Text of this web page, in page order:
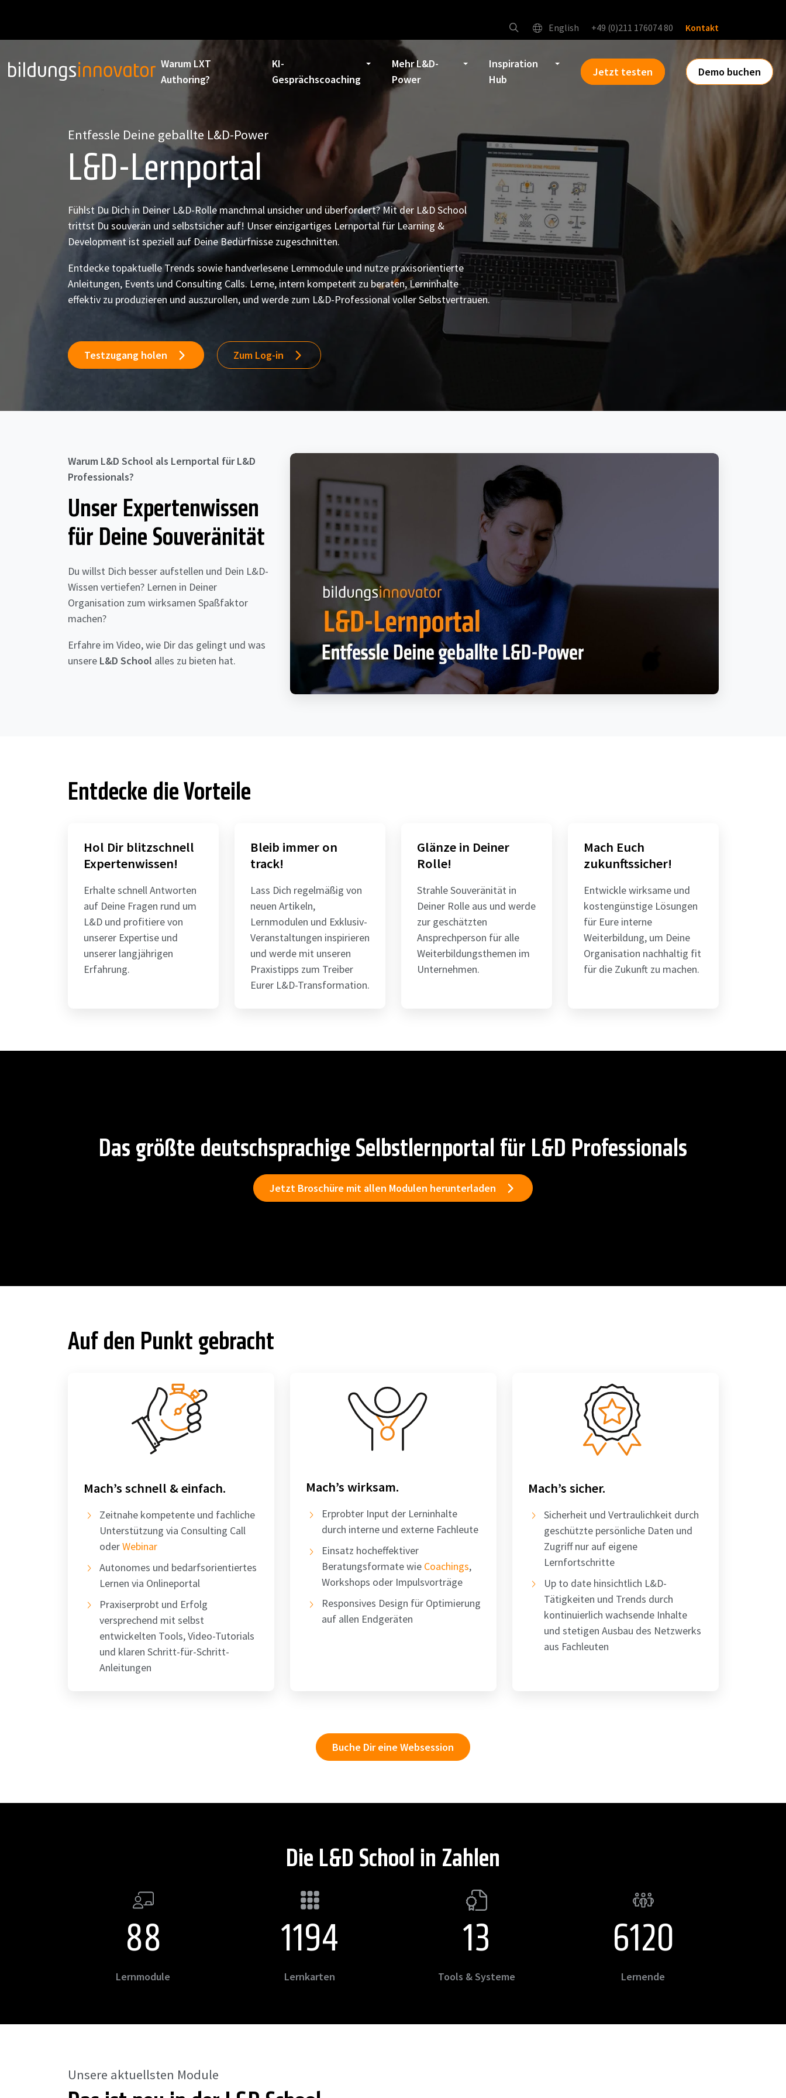
English +49 (0)211 176074 80 Kontakt
Warum LXT
Authoring?
KI-
Gesprächscoaching
Mehr L&D-
Power
Inspiration
Hub
Jetzt testen Demo buchen
Entfessle Deine geballte L&D-Power
L&D-Lernportal
Fühlst Du Dich in Deiner L&D-Rolle manchmal unsicher und überfordert? Mit der L&D School
trittst Du souverän und selbstsicher auf! Unser einzigartiges Lernportal für Learning &
Development ist speziell auf Deine Bedürfnisse zugeschnitten.
Entdecke topaktuelle Trends sowie handverlesene Lernmodule und nutze praxisorientierte
Anleitungen, Events und Consulting Calls. Lerne, intern kompetent zu beraten, Lerninhalte
effektiv zu produzieren und auszurollen, und werde zum L&D-Professional voller Selbstvertrauen.
Testzugang holen Zum Log-in
Warum L&D School als Lernportal für L&D
Professionals?
Unser Expertenwissen
für Deine Souveränität
Du willst Dich besser aufstellen und Dein L&D-
Wissen vertiefen? Lernen in Deiner
Organisation zum wirksamen Spaßfaktor
machen?
Erfahre im Video, wie Dir das gelingt und was
unsere L&D School alles zu bieten hat.
Entdecke die Vorteile
Hol Dir blitzschnell
Expertenwissen!
Erhalte schnell Antworten
auf Deine Fragen rund um
L&D und profitiere von
unserer Expertise und
unserer langjährigen
Erfahrung.
Bleib immer on
track!
Lass Dich regelmäßig von
neuen Artikeln,
Lernmodulen und Exklusiv-
Veranstaltungen inspirieren
und werde mit unseren
Praxistipps zum Treiber
Eurer L&D-Transformation.
Glänze in Deiner
Rolle!
Strahle Souveränität in
Deiner Rolle aus und werde
zur geschätzten
Ansprechperson für alle
Weiterbildungsthemen im
Unternehmen.
Mach Euch
zukunftssicher!
Entwickle wirksame und
kostengünstige Lösungen
für Eure interne
Weiterbildung, um Deine
Organisation nachhaltig fit
für die Zukunft zu machen.
Das größte deutschsprachige Selbstlernportal für L&D Professionals
Jetzt Broschüre mit allen Modulen herunterladen
Auf den Punkt gebracht
Mach’s schnell & einfach.
Zeitnahe kompetente und fachliche
Unterstützung via Consulting Call
oderWebinar
Autonomes und bedarfsorientiertes
Lernen via Onlineportal
Praxiserprobt und Erfolg
versprechend mit selbst
entwickelten Tools, Video-Tutorials
und klaren Schritt-für-Schritt-
Anleitungen
Mach’s wirksam.
Erprobter Input der Lerninhalte
durch interne und externe Fachleute
Einsatz hocheffektiver
Beratungsformate wie Coachings,
Workshops oder Impulsvorträge
Responsives Design für Optimierung
auf allen Endgeräten
Mach’s sicher.
Sicherheit und Vertraulichkeit durch
geschützte persönliche Daten und
Zugriff nur auf eigene
Lernfortschritte
Up to date hinsichtlich L&D-
Tätigkeiten und Trends durch
kontinuierlich wachsende Inhalte
und stetigen Ausbau des Netzwerks
aus Fachleuten
Buche Dir eine Websession
Die L&D School in Zahlen
98
Lernmodule
1327
Lernkarten
14
Tools & Systeme
6800
Lernende
Unsere aktuellsten Module